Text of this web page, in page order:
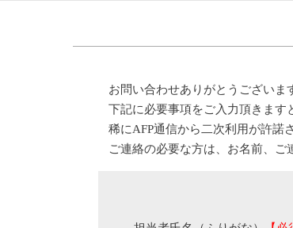
お問い合わせありがとうございま
下記に必要事項をご入力頂きます
稀にAFP通信から二次利用が許諾
ご連絡の必要な方は、お名前、ご